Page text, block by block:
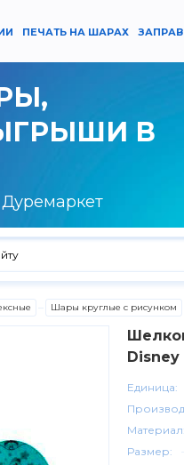
ПЕЧАТЬ НА ШАРАХ
В
Шары круглые с рисунком
Единица:
Материал:
Размер: